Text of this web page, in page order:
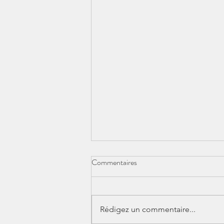
Commentaires
Rédigez un commentaire...